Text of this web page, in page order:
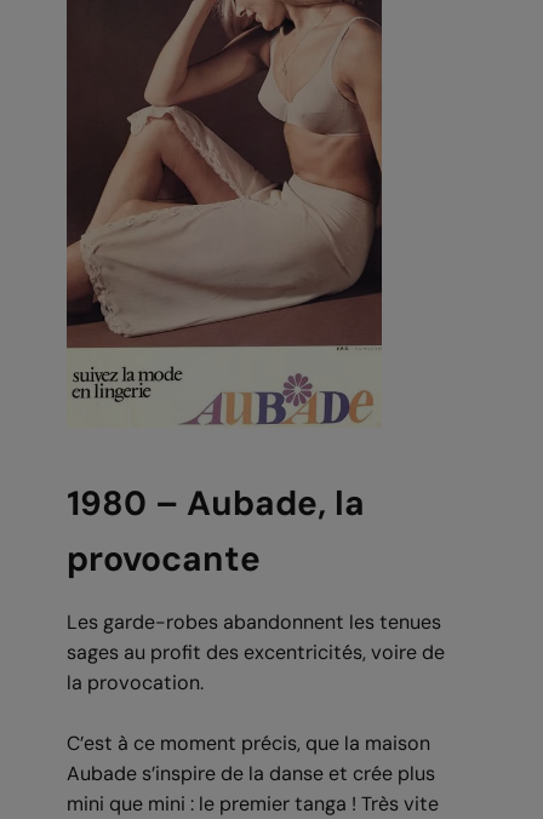
1980 – Aubade, la
provocante
Les garde-robes abandonnent les tenues
sages au profit des excentricités, voire de
la provocation.
C’est à ce moment précis, que la maison
Aubade s’inspire de la danse et crée plus
mini que mini : le premier tanga ! Très vite